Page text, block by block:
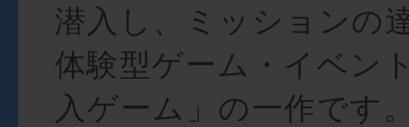
潜入し、ミッションの
体験型ゲーム・イベン
入ゲーム」の一作です